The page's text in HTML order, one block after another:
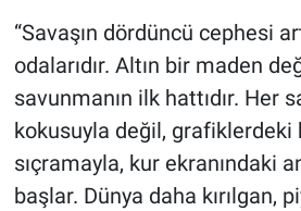
“Savaşın dördüncü cephesi
odalarıdır. Altın bir maden
savunmanın ilk hattıdır. Her
kokusuyla değil, grafiklerdeki
sıçramayla, kur ekranındaki
başlar. Dünya daha kırılgan,